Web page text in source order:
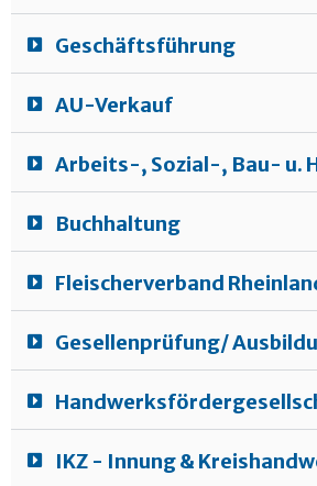
Geschäftsführung
AU-Verkauf
Arbeits-, Sozial-, Bau- u.
Buchhaltung
Fleischerverband
Gesellenprüfung/
IKZ - Innung &